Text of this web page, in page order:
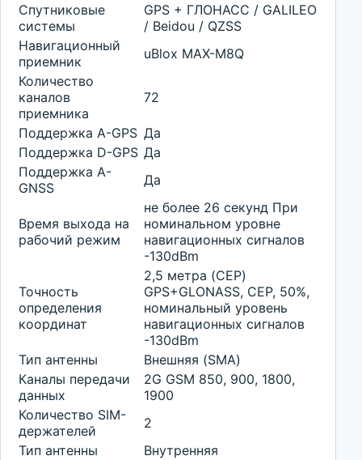
Спутниковые
системы
GPS + ГЛОНАСС / GALILEO
/ Beidou / QZSS
Навигационный
приемник
uBlox MAX-M8Q
Количество
каналов
приемника
72
Поддержка A-GPS Да
Поддержка D-GPS Да
Поддержка A-
GNSS
Да
Время выхода на
рабочий режим
не более 26 секунд При
номинальном уровне
навигационных сигналов
-130dBm
Точность
определения
координат
2,5 метра (CEP)
GPS+GLONASS, CEP, 50%,
номинальный уровень
навигационных сигналов
-130dBm
Тип антенны
Внешняя (SMA)
Каналы передачи
данных
2G GSM 850, 900, 1800,
1900
Количество SIM-
держателей
2
Тип антенны
Внутренняя